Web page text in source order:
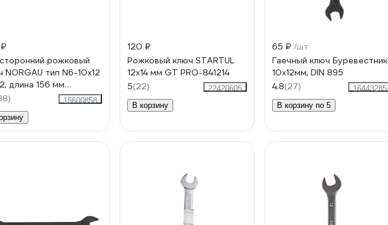
рожковый
NORGAU тип N6-10x12
длина 156 мм
15600858
120 ₽
Рожковый ключ STARTUL
12x14 мм GT PRO-841214
5(22)
22420605
В корзину
65 ₽ /шт
Гаечный ключ Буревестник
10х12мм, DIN 895
4.8(27)
16443285
В корзину по 5